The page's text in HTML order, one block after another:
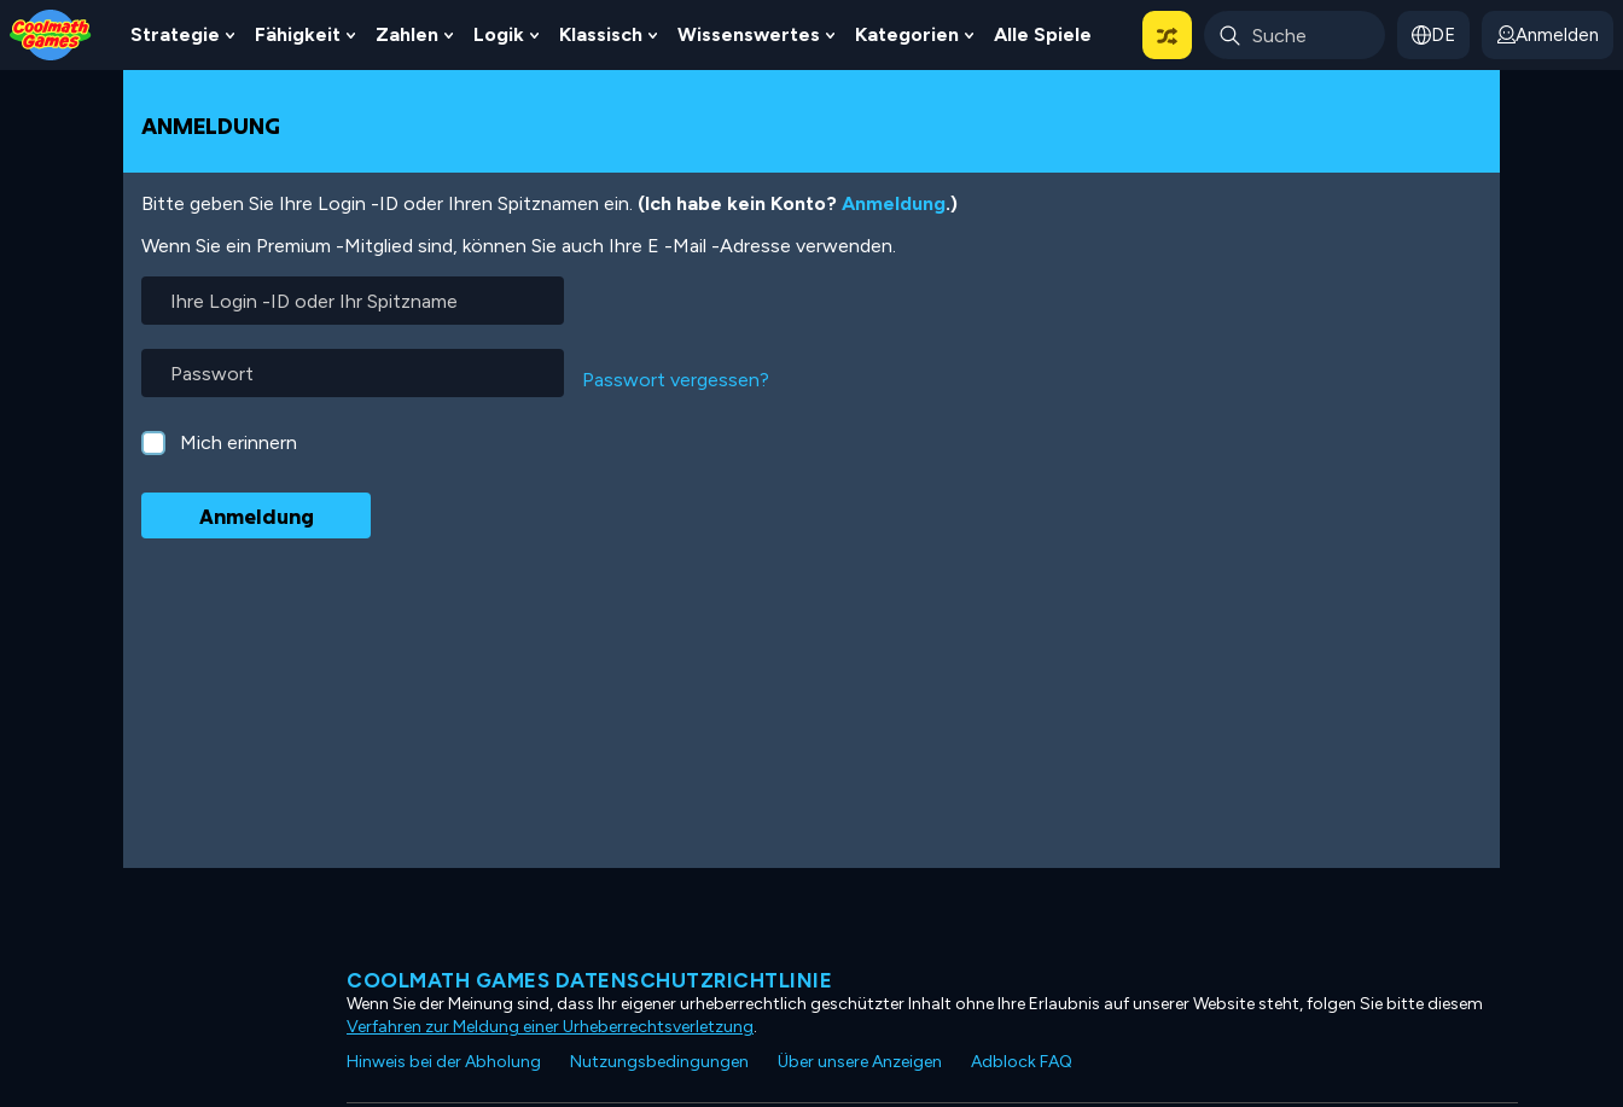
Skip
to
Top
Skip
to
Navigation
Skip
to
Main
Skip
to
Footer
Direkt
zum
Inhalt
Strategie
Show
Submenu
Strategie
Fähigkeit
Show
Submenu
Zahlen
Show
Submenu
Logik
Show
Submenu
Klassisch
Show
Submenu
Wissenswertes
Show
Submenu
Kategorien
Show
Submenu
Alle Spiele DE Anmelden
ANMELDUNG
Bitte geben Sie Ihre Login -ID oder Ihren Spitznamen ein. (Ich habe kein Konto? Anmeldung.)
Wenn Sie ein Premium -Mitglied sind, können Sie auch Ihre E -Mail -Adresse verwenden.
Login
ID
oder
Ihr
Spitzname
Passwort vergessen?
Mich erinnern
COOLMATH GAMES DATENSCHUTZRICHTLINIE
Wenn Sie der Meinung sind, dass Ihr eigener urheberrechtlich geschützter Inhalt ohne Ihre Erlaubnis auf unserer Website steht, folgen Sie bitte diesem
Verfahren zur Meldung einer Urheberrechtsverletzung.
Hinweis bei der Abholung
Nutzungsbedingungen Über unsere Anzeigen Adblock FAQ